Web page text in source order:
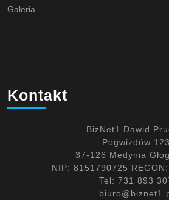
Galeria
Kontakt
BizNet1 Dawid
Pogwizdów 123
37-126 Medynia
NIP: 8151790725
Tel: 731 893